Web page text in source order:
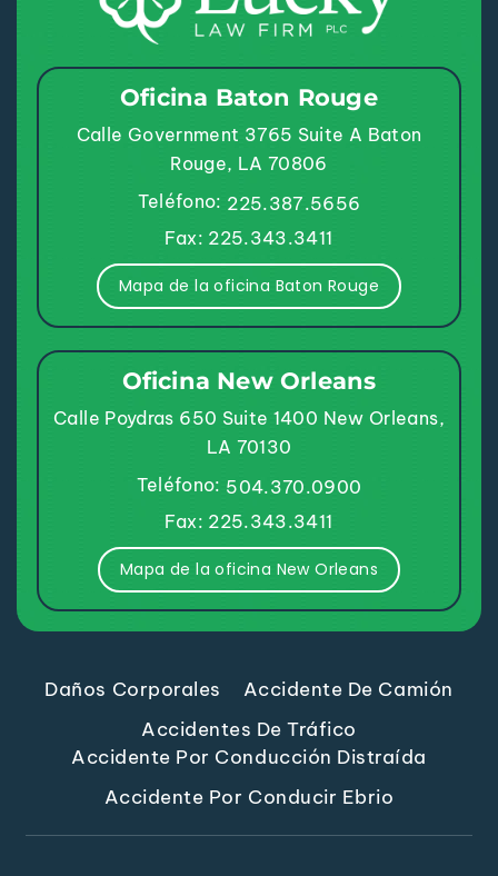
Oficina Baton Rouge
Calle Government 3765 Suite A Baton
Rouge, LA 70806
Teléfono: 225.387.5656
Fax: 225.343.3411
Mapa de la oficina Baton Rouge
Oficina New Orleans
Calle Poydras 650 Suite 1400 New Orleans,
LA 70130
Teléfono: 504.370.0900
Fax: 225.343.3411
Mapa de la oficina New Orleans
Daños Corporales
Accidente De Camión
Accidentes De Tráfico
Accidente Por Conducción Distraída
Accidente Por Conducir Ebrio